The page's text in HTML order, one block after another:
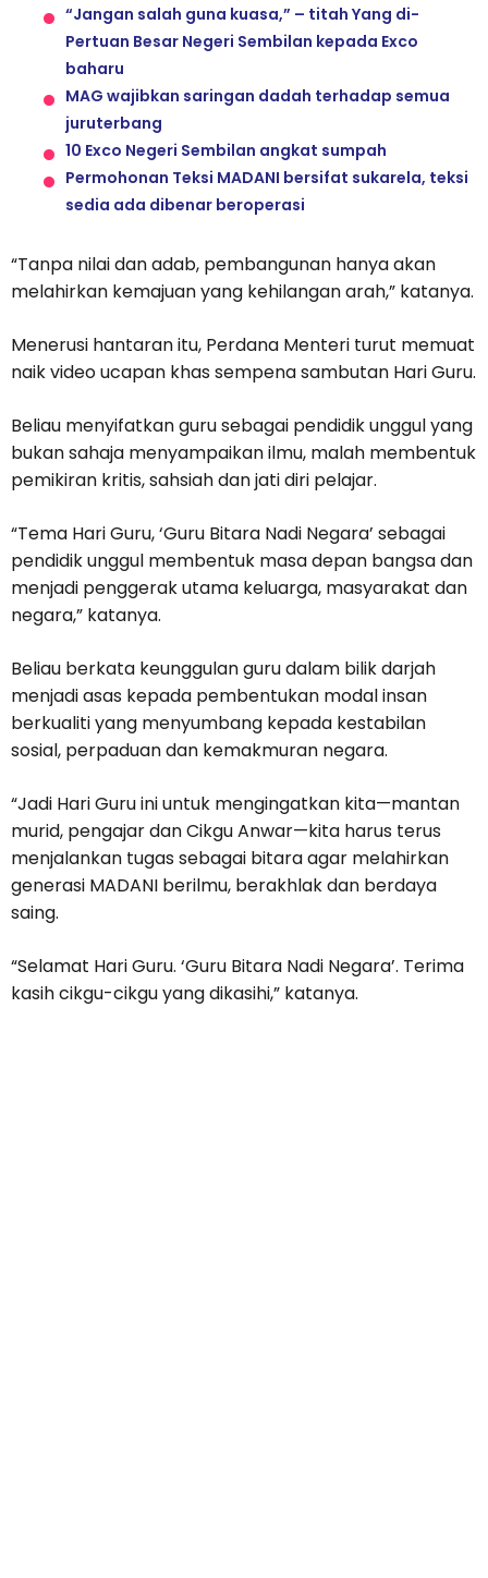
“Jangan salah guna kuasa,” – titah Yang di-
Pertuan Besar Negeri Sembilan kepada Exco
baharu
MAG wajibkan saringan dadah terhadap semua
juruterbang
10 Exco Negeri Sembilan angkat sumpah
Permohonan Teksi MADANI bersifat sukarela, teksi
sedia ada dibenar beroperasi
“Tanpa nilai dan adab, pembangunan hanya akan
melahirkan kemajuan yang kehilangan arah,” katanya.
Menerusi hantaran itu, Perdana Menteri turut memuat
naik video ucapan khas sempena sambutan Hari Guru.
Beliau menyifatkan guru sebagai pendidik unggul yang
bukan sahaja menyampaikan ilmu, malah membentuk
pemikiran kritis, sahsiah dan jati diri pelajar.
“Tema Hari Guru, ‘Guru Bitara Nadi Negara’ sebagai
pendidik unggul membentuk masa depan bangsa dan
menjadi penggerak utama keluarga, masyarakat dan
negara,” katanya.
Beliau berkata keunggulan guru dalam bilik darjah
menjadi asas kepada pembentukan modal insan
berkualiti yang menyumbang kepada kestabilan
sosial, perpaduan dan kemakmuran negara.
“Jadi Hari Guru ini untuk mengingatkan kita—mantan
murid, pengajar dan Cikgu Anwar—kita harus terus
menjalankan tugas sebagai bitara agar melahirkan
generasi MADANI berilmu, berakhlak dan berdaya
saing.
“Selamat Hari Guru. ‘Guru Bitara Nadi Negara’. Terima
kasih cikgu-cikgu yang dikasihi,” katanya.